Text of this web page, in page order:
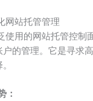
网站托管管理
使用的网站托管控制
的管理。它是寻求
：